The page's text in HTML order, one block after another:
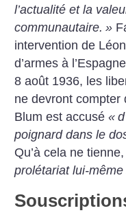
l’actualité et la
communautaire. »
intervention de
d’armes à
8 août 1936, les
ne devront compter
Blum est accusé«
poignard dans le
Qu’à cela ne
prolétariat lui-même